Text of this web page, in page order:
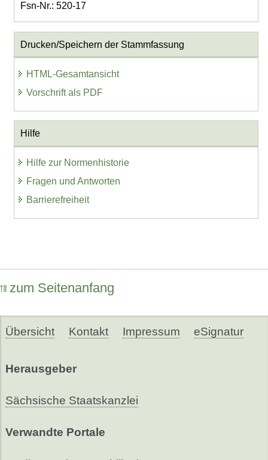
Fsn-Nr.: 520-17
Drucken/Speichern der Stammfassung
HTML-Gesamtansicht
Vorschrift als PDF
Hilfe
Hilfe zur Normenhistorie
Fragen und Antworten
Barrierefreiheit
zum Seitenanfang
Übersicht Kontakt Impressum eSignatur
Herausgeber
Sächsische Staatskanzlei
Verwandte Portale